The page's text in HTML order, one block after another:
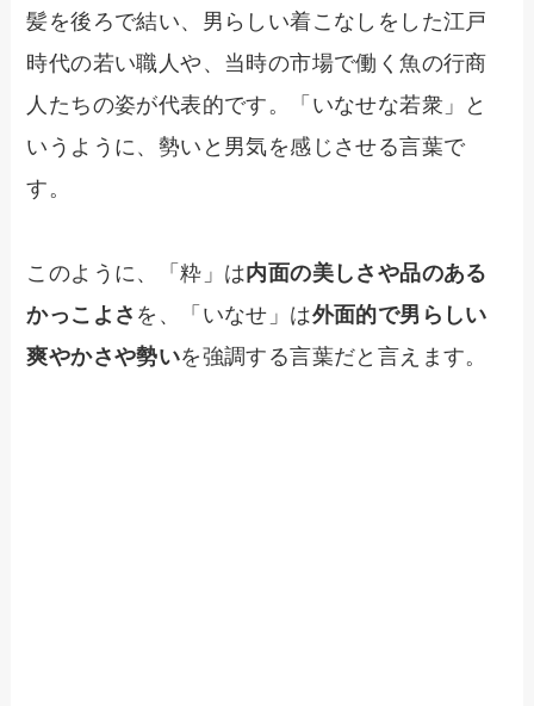
髪を後ろで結い、男らしい着こなしをした江戸
時代の若い職人や、当時の市場で働く魚の行商
人たちの姿が代表的です。「いなせな若衆」と
いうように、勢いと男気を感じさせる言葉で
す。
このように、「粋」は内面の美しさや品のある
かっこよさ を、「いなせ」は外面的で男らしい
爽やかさや勢いを強調する言葉だと言えます。